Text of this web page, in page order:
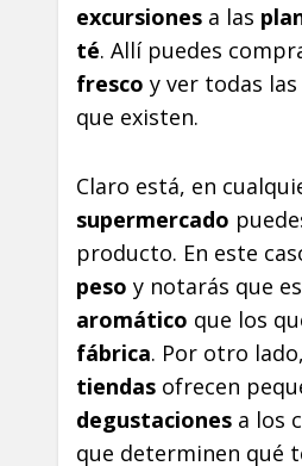
excursiones a las
té. Allí puedes
fresco y ver todas las
que existen.
Claro está, en
supermercado
producto. En este
peso y notarás que
aromático que los
fábrica. Por otro
tiendas ofrecen
degustaciones a los
que determinen qué